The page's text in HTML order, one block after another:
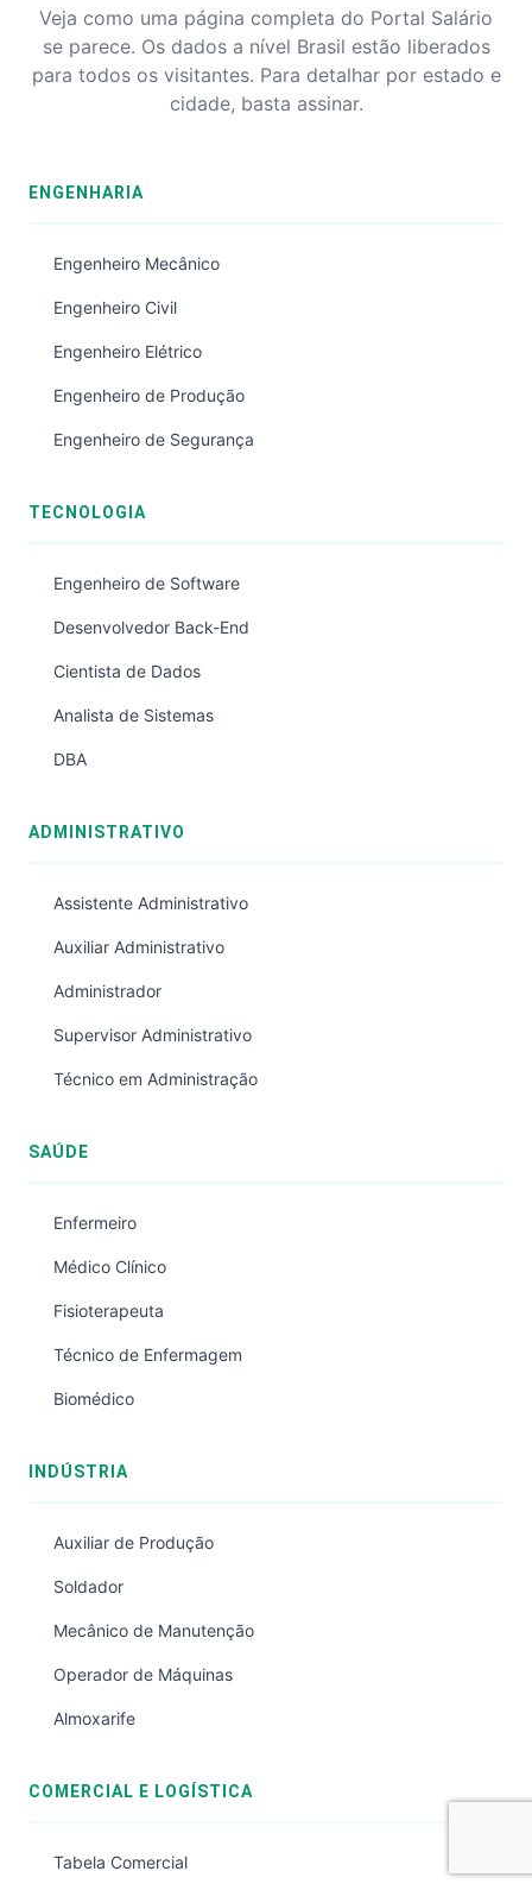
Veja como uma página completa do Portal Salário
se parece. Os dados a nível Brasil estão liberados
para todos os visitantes. Para detalhar por estado e
cidade, basta assinar.
ENGENHARIA
Engenheiro Mecânico
Engenheiro Civil
Engenheiro Elétrico
Engenheiro de Produção
Engenheiro de Segurança
TECNOLOGIA
Engenheiro de Software
Desenvolvedor Back-End
Cientista de Dados
Analista de Sistemas
DBA
ADMINISTRATIVO
Assistente Administrativo
Auxiliar Administrativo
Administrador
Supervisor Administrativo
Técnico em Administração
SAÚDE
Enfermeiro
Médico Clínico
Fisioterapeuta
Técnico de Enfermagem
Biomédico
INDÚSTRIA
Auxiliar de Produção
Soldador
Mecânico de Manutenção
Operador de Máquinas
Almoxarife
COMERCIAL E LOGÍSTICA
Tabela Comercial